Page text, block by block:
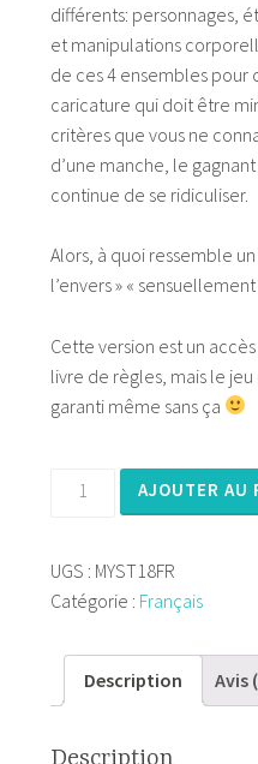
différents: personnages,
et manipulations
de ces 4 ensembles pour
caricature qui doit être
critères que vous ne
d’une manche, le
continue de se ridiculiser.
Alors, à quoi ressemble
l’envers » « sensuellement
Cette version est un
livre de règles, mais le
garanti même sans ça
quantité
secret
AJOUTER AU
UGS : MYST18FR
Catégorie : Français
Description Avis